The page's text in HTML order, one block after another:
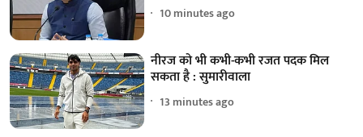
10 minutes ago
नीरज को भी कभी-कभी रजत पदक मिल
सकता है : सुमारीवाला
13 minutes ago